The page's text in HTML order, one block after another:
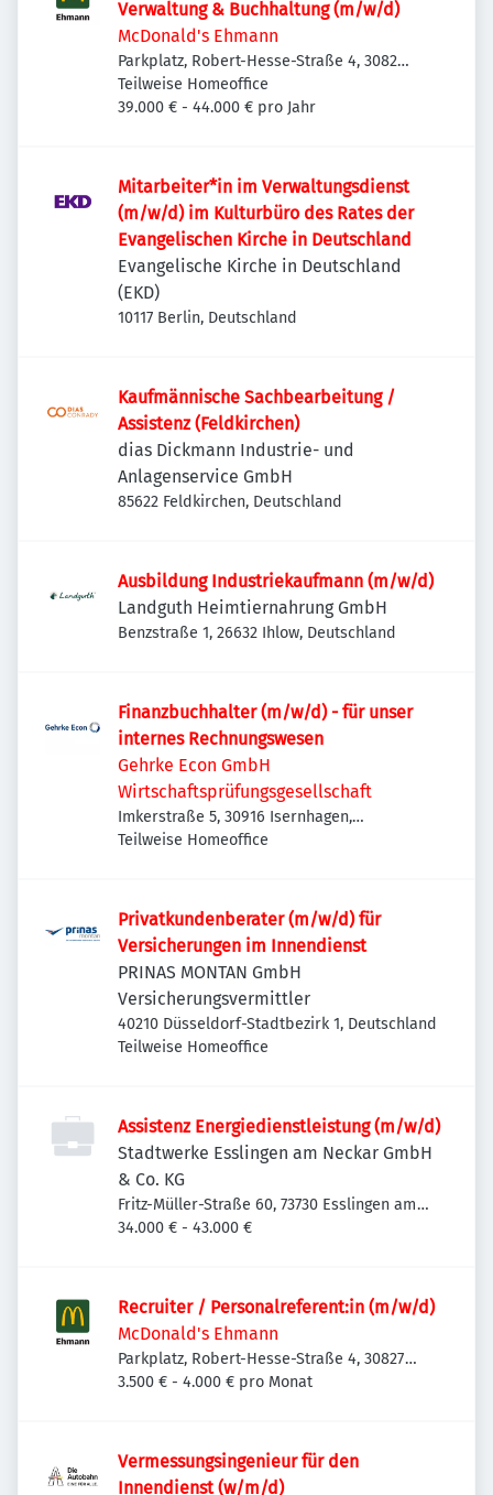
Verwaltung & Buchhaltung (m/w/d)
McDonald's Ehmann
Parkplatz, Robert-Hesse-Straße 4, 30827
Garbsen, Deutschland
Teilweise Homeoffice
39.000 € - 44.000 € pro Jahr
Mitarbeiter*in im Verwaltungsdienst
(m/w/d) im Kulturbüro des Rates der
Evangelischen Kirche in Deutschland
Evangelische Kirche in Deutschland
(EKD)
10117 Berlin, Deutschland
Kaufmännische Sachbearbeitung /
Assistenz (Feldkirchen)
dias Dickmann Industrie- und
Anlagenservice GmbH
85622 Feldkirchen, Deutschland
Ausbildung Industriekaufmann (m/w/d)
Landguth Heimtiernahrung GmbH
Benzstraße 1, 26632 Ihlow, Deutschland
Finanzbuchhalter (m/w/d) - für unser
internes Rechnungswesen
Gehrke Econ GmbH
Wirtschaftsprüfungsgesellschaft
Imkerstraße 5, 30916 Isernhagen,
Deutschland
Teilweise Homeoffice
Privatkundenberater (m/w/d) für
Versicherungen im Innendienst
PRINAS MONTAN GmbH
Versicherungsvermittler
40210 Düsseldorf-Stadtbezirk 1, Deutschland
Teilweise Homeoffice
Assistenz Energiedienstleistung (m/w/d)
Stadtwerke Esslingen am Neckar GmbH
& Co. KG
Fritz-Müller-Straße 60, 73730 Esslingen am
Neckar-Oberesslingen, Deutschland
34.000 € - 43.000 €
Recruiter / Personalreferent:in (m/w/d)
McDonald's Ehmann
Parkplatz, Robert-Hesse-Straße 4, 30827
Garbsen, Deutschland
3.500 € - 4.000 € pro Monat
Vermessungsingenieur für den
Innendienst (w/m/d)